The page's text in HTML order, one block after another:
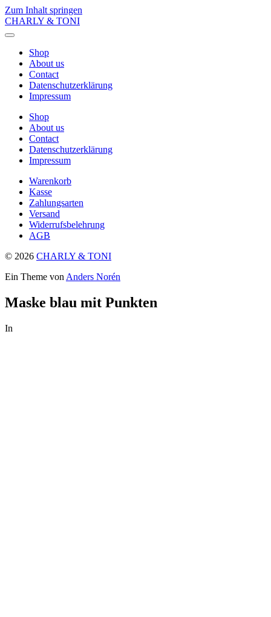
Zum Inhalt springen
CHARLY & TONI
Menü
umschalten
Shop
About us
Contact
Datenschutzerklärung
Impressum
Shop
About us
Contact
Datenschutzerklärung
Impressum
Warenkorb
Kasse
Zahlungsarten
Versand
Widerrufsbelehrung
AGB
© 2026 CHARLY & TONI
Ein Theme von Anders Norén
Maske blau mit Punkten
In